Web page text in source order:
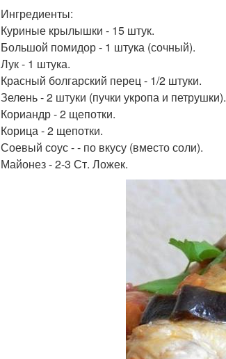
Ингредиенты:
Куриные крылышки - 15 штук.
Большой помидор - 1 штука (сочный).
Лук - 1 штука.
Красный болгарский перец - 1/2 штуки.
Зелень - 2 штуки (пучки укропа и петрушки).
Кориандр - 2 щепотки.
Корица - 2 щепотки.
Соевый соус - - по вкусу (вместо соли).
Майонез - 2-3 Ст. Ложек.